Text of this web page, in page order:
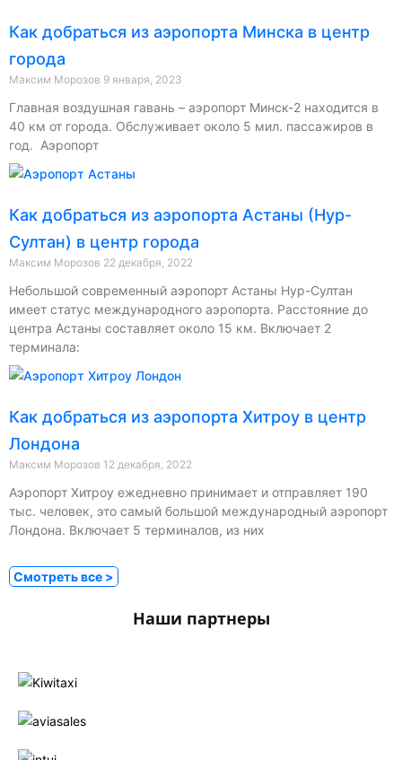
Как добраться из аэропорта Минска в центр
города
Максим Морозов 9 января, 2023
Главная воздушная гавань – аэропорт Минск-2 находится в
40 км от города. Обслуживает около 5 мил. пассажиров в
год. Аэропорт
Как добраться из аэропорта Астаны (Нур-
Султан) в центр города
Максим Морозов 22 декабря, 2022
Небольшой современный аэропорт Астаны Нур-Султан
имеет статус международного аэропорта. Расстояние до
центра Астаны составляет около 15 км. Включает 2
терминала:
Как добраться из аэропорта Хитроу в центр
Лондона
Максим Морозов 12 декабря, 2022
Аэропорт Хитроу ежедневно принимает и отправляет 190
тыс. человек, это самый большой международный аэропорт
Лондона. Включает 5 терминалов, из них
Смотреть все >
Наши партнеры